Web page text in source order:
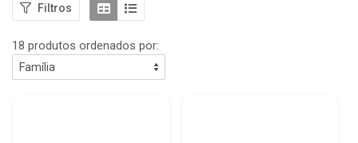
Filtros
18 produtos ordenados por: